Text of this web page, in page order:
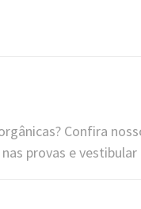
Confira
provas e vestibular